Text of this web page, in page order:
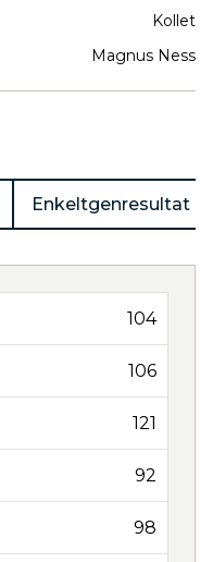
Kollet
Magnus Ness
Enkeltgenresultat
104
106
121
92
98